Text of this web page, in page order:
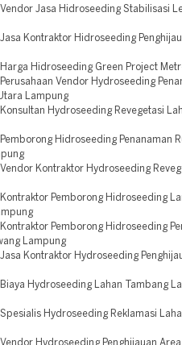
Jasa Hidroseeding Stabilisasi
Kontraktor Hidroseeding
Hidroseeding Green Project
Vendor Hydroseeding
Lampung
Hydroseeding Revegetasi
Hidroseeding Penanaman
Kontraktor Hydroseeding
Pemborong Hidroseeding
Pemborong Hidroseeding
Lampung
Kontraktor Hydroseeding
Hydroseeding Lahan Tambang
Hydroseeding Reklamasi
Hydroseeding Penghijauan